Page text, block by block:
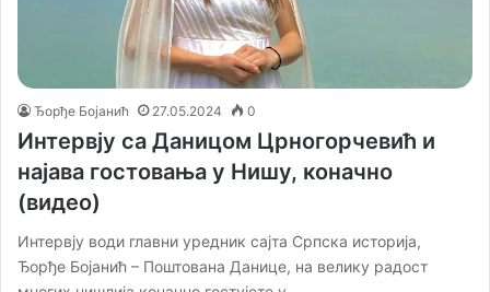
Ђорђе Бојанић 27.05.2024 0
Интервју са Даницом Црногорчевић и
најава гостовања у Нишу, коначно
(видео)
Интервју води главни уредник сајта Српска историја,
Ђорђе Бојанић – Поштована Данице, на велику радост